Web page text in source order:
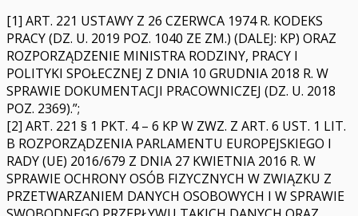
[1] ART. 221 USTAWY Z 26 CZERWCA 1974 R. KODEKS
PRACY (DZ. U. 2019 POZ. 1040 ZE ZM.) (DALEJ: KP) ORAZ
ROZPORZĄDZENIE MINISTRA RODZINY, PRACY I
POLITYKI SPOŁECZNEJ Z DNIA 10 GRUDNIA 2018 R. W
SPRAWIE DOKUMENTACJI PRACOWNICZEJ (DZ. U. 2018
POZ. 2369).”;
[2] ART. 221 § 1 PKT. 4 – 6 KP W ZWZ. Z ART. 6 UST. 1 LIT.
B ROZPORZĄDZENIA PARLAMENTU EUROPEJSKIEGO I
RADY (UE) 2016/679 Z DNIA 27 KWIETNIA 2016 R. W
SPRAWIE OCHRONY OSÓB FIZYCZNYCH W ZWIĄZKU Z
PRZETWARZANIEM DANYCH OSOBOWYCH I W SPRAWIE